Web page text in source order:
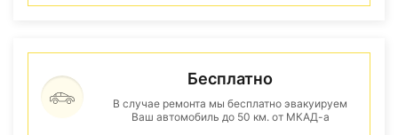
Бесплатно
В случае ремонта мы бесплатно эвакуируем
Ваш автомобиль до 50 км. от МКАД-а